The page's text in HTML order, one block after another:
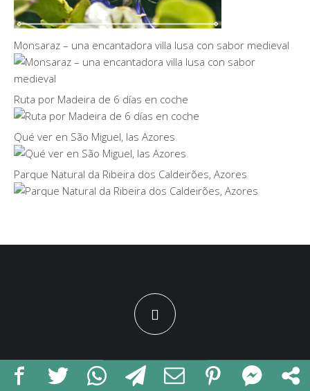
Monsaraz – una encantadora villa lusa con sabor medieval
Ruta por Madeira de 6 días en coche
Qué ver en São Miguel, las Azores
Parque Natural da Ribeira dos Caldeirões, Azores